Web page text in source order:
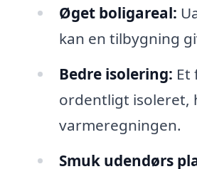
Øget boligareal:
kan en tilbygning
Bedre isolering: Et
ordentligt isoleret,
varmeregningen.
Smuk udendørs